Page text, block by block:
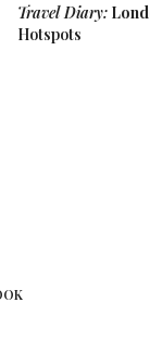
Travel Diary:
Hotspots